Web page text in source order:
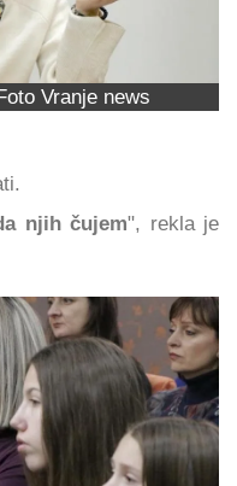
Vranje news
njih čujem", rekla je